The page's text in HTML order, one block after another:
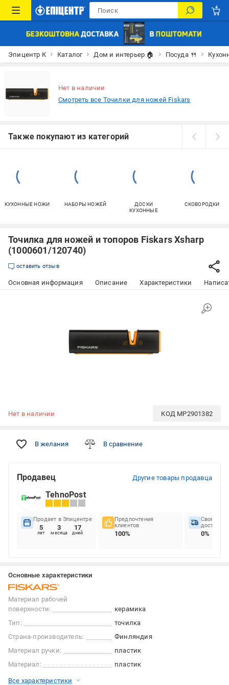
Эпицентр К Каталог Дом и интерьер 🏠 Посуда 🍴
Нет в наличии
Смотреть все Точилки для ножей Fiskars
Также покупают из категорий
КУХОННЫЕ НОЖИ НАБОРЫ НОЖЕЙ
ДОСКИ
КУХОННЫЕ
СКОВОРОДКИ
Точилка для ножей и топоров Fiskars Xsharp
(1000601/120740)
оставить отзыв
Основная информация Описание Характеристики
Нет в наличии КОД MP2901382
В желания В сравнение
Продавец Другие товары продавца
TehnoPost
Продает в Эпицентре
5
лет
3
месяца
17
дней
Предпочтения
клиентов
100%
доставок
0%
Основные характеристики
Материал рабочей
поверхности:
керамика
Тип:
точилка
Страна-производитель:
Финляндия
Материал ручки:
пластик
Материал:
пластик
Все характеристики